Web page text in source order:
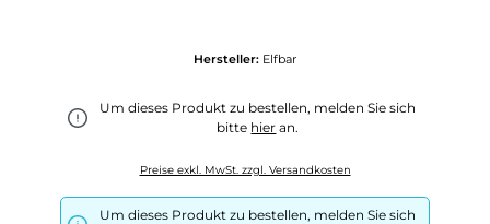
Hersteller: Elfbar
Um dieses Produkt zu bestellen, melden Sie sich
bitte hier an.
Preise exkl. MwSt. zzgl. Versandkosten
Um dieses Produkt zu bestellen, melden Sie sich